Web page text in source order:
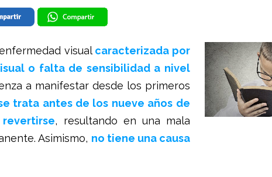
visualcaracterizada por
o falta de sensibilidad a nivel
a manifestar desde los primeros
trata antes de los nueve años de
, resultando en una mala
Asimismo, no tiene una causa